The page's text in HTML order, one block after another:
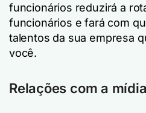
funcionários reduzirá a
funcionários e fará com
talentos da sua empresa
você.
Relações com a mídia